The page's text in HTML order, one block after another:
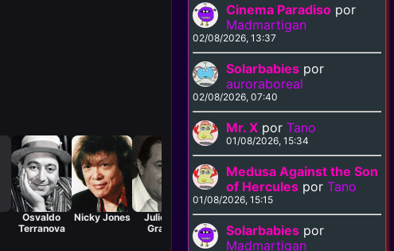
Osvaldo
Terranova
Nicky Jones
Julio De
Grazia
Germán
Vega
Roberto
Bordoni
Jesús
Cinema Paradiso por
Madmartigan
02/08/2026, 13:37
Solarbabies por
auroraboreal
02/08/2026, 07:40
Mr. X porTano
01/08/2026, 15:34
Medusa Against the Son
of Hercules porTano
01/08/2026, 15:15
Solarbabies por
Madmartigan